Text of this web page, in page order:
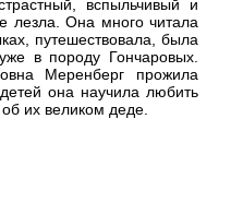
вспыльчивый и
лезла. Она много читала
путешествовала, была
в породу Гончаровых.
Меренберг прожила
она научила любить
их великом деде.